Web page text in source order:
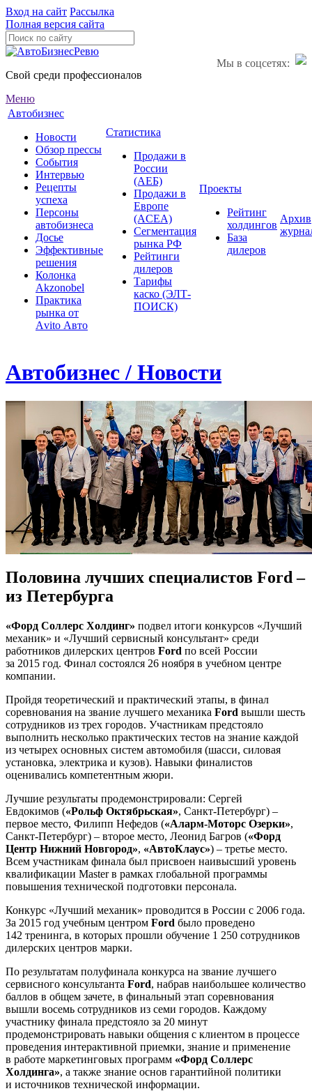
Вход на сайт Рассылка
Полная версия сайта
Мы в соцсетях:
Свой среди профессионалов
Меню
Автобизнес
Новости
Обзор прессы
События
Интервью
Рецепты
успеха
Персоны
автобизнеса
Досье
Эффективные
решения
Колонка
Akzonobel
Практика
рынка от
Аvito Авто
Статистика
Продажи в
России
(АЕБ)
Продажи в
Европе
(ACEA)
Сегментация
рынка РФ
Рейтинги
дилеров
Тарифы
каско (ЭЛТ-
ПОИСК)
Проекты
Рейтинг
холдингов
База
дилеров
Архив
Автобизнес / Новости
Половина лучших специалистов Ford –
из Петербурга
«Форд Соллерс Холдинг» подвел итоги конкурсов «Лучший
механик» и «Лучший сервисный консультант» среди
работников дилерских центров Ford по всей России
за 2015 год. Финал состоялся 26 ноября в учебном центре
компании.
Пройдя теоретический и практический этапы, в финал
соревнования на звание лучшего механика Ford вышли шесть
сотрудников из трех городов. Участникам предстояло
выполнить несколько практических тестов на знание каждой
из четырех основных систем автомобиля (шасси, силовая
установка, электрика и кузов). Навыки финалистов
оценивались компетентным жюри.
Лучшие результаты продемонстрировали: Сергей
Евдокимов («Рольф Октябрьская», Санкт-Петербург) –
первое место, Филипп Нефедов («Аларм-Моторс Озерки»,
Санкт-Петербург) – второе место, Леонид Багров («Форд
Центр Нижний Новгород», «АвтоКлаус») – третье место.
Всем участникам финала был присвоен наивысший уровень
квалификации Master в рамках глобальной программы
повышения технической подготовки персонала.
Конкурс «Лучший механик» проводится в России с 2006 года.
За 2015 год учебным центром Ford было проведено
142 тренинга, в которых прошли обучение 1 250 сотрудников
дилерских центров марки.
По результатам полуфинала конкурса на звание лучшего
сервисного консультанта Ford, набрав наибольшее количество
баллов в общем зачете, в финальный этап соревнования
вышли восемь сотрудников из семи городов. Каждому
участнику финала предстояло за 20 минут
продемонстрировать навыки общения с клиентом в процессе
проведения интерактивной приемки, знание и применение
в работе маркетинговых программ «Форд Соллерс
Холдинга», а также знание основ гарантийной политики
и источников технической информации.